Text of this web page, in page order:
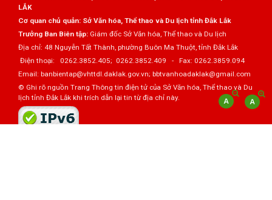
LẮK
Cơ quan chủ quản: Sở Văn hóa, Thể thao và Du lịch tỉnh Đắk Lắk
Trưởng Ban Biên tập: Giám đốc Sở Văn hóa, Thể thao và Du lịch
Địa chỉ: 48 Nguyễn Tất Thành, phường Buôn Ma Thuột, tỉnh Đắk Lắk
Điện thoại: 0262.3852.405; 0262.3852.409 - Fax: 0262.3859.094
Email: banbientap@vhttdl.daklak.gov.vn; bbtvanhoadaklak@gmail.com
© Ghi rõ nguồn Trang Thông tin điện tử của Sở Văn hóa, Thể thao và Du
lịch tỉnh Đắk Lắk khi trích dẫn lại tin từ địa chỉ này.